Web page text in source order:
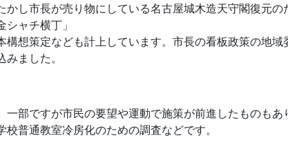
かし市長が売り物にしている名古屋城木造天守閣復元
シャチ横丁」
構想策定なども計上しています。市長の看板政策の地
みました。
一部ですが市民の要望や運動で施策が前進したものもあ
校普通教室冷房化のための調査などです。